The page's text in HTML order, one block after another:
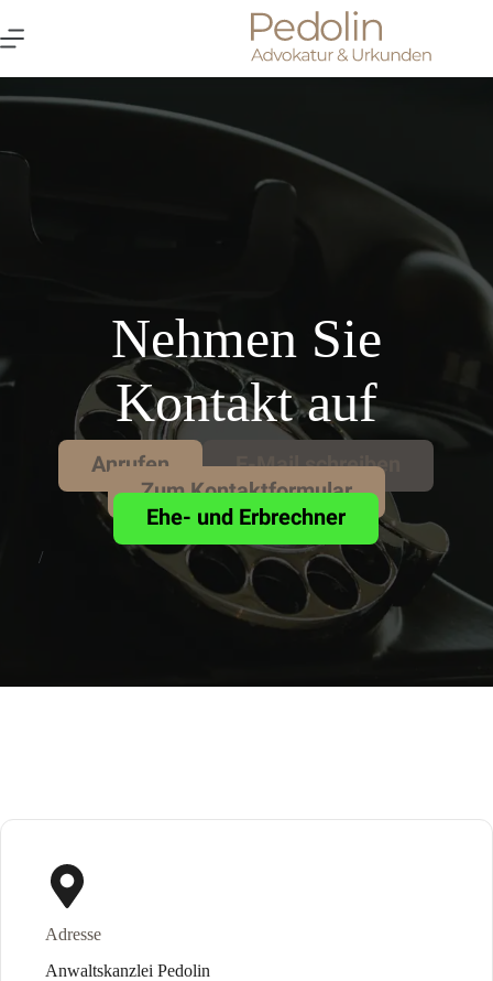
Inhalt
springen
Nehmen Sie
Kontakt auf
Anrufen
E-Mail schreiben
Zum Kontaktformular
Ehe- und Erbrechner
/
Adresse
Anwaltskanzlei Pedolin